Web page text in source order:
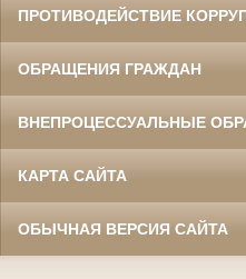
ПРОТИВОДЕЙСТВИЕ
ОБРАЩЕНИЯ ГРАЖДАН
ВНЕПРОЦЕССУАЛЬНЫЕ
КАРТА САЙТА
ОБЫЧНАЯ ВЕРСИЯ САЙТА